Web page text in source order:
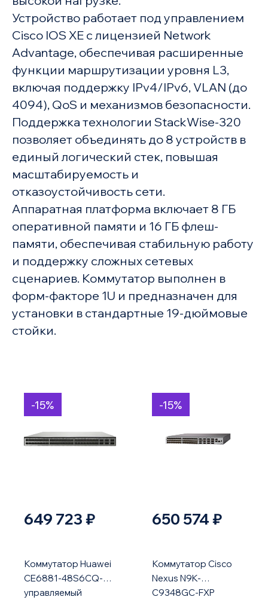
Устройство работает под управлением
Cisco IOS XE с лицензией Network
Advantage, обеспечивая расширенные
функции маршрутизации уровня L3,
включая поддержку IPv4/IPv6, VLAN (до
4094), QoS и механизмов безопасности.
Поддержка технологии StackWise-320
позволяет объединять до 8 устройств в
единый логический стек, повышая
масштабируемость и
отказоустойчивость сети.
Аппаратная платформа включает 8 ГБ
оперативной памяти и 16 ГБ флеш-
памяти, обеспечивая стабильную работу
и поддержку сложных сетевых
сценариев. Коммутатор выполнен в
форм-факторе 1U и предназначен для
установки в стандартные 19-дюймовые
стойки.
-15%
649 723 ₽
Коммутатор Huawei
CE6881-48S6CQ-F
управляемый
-15%
650 574 ₽
Коммутатор Cisco
Nexus N9K-
C9348GC-FXP